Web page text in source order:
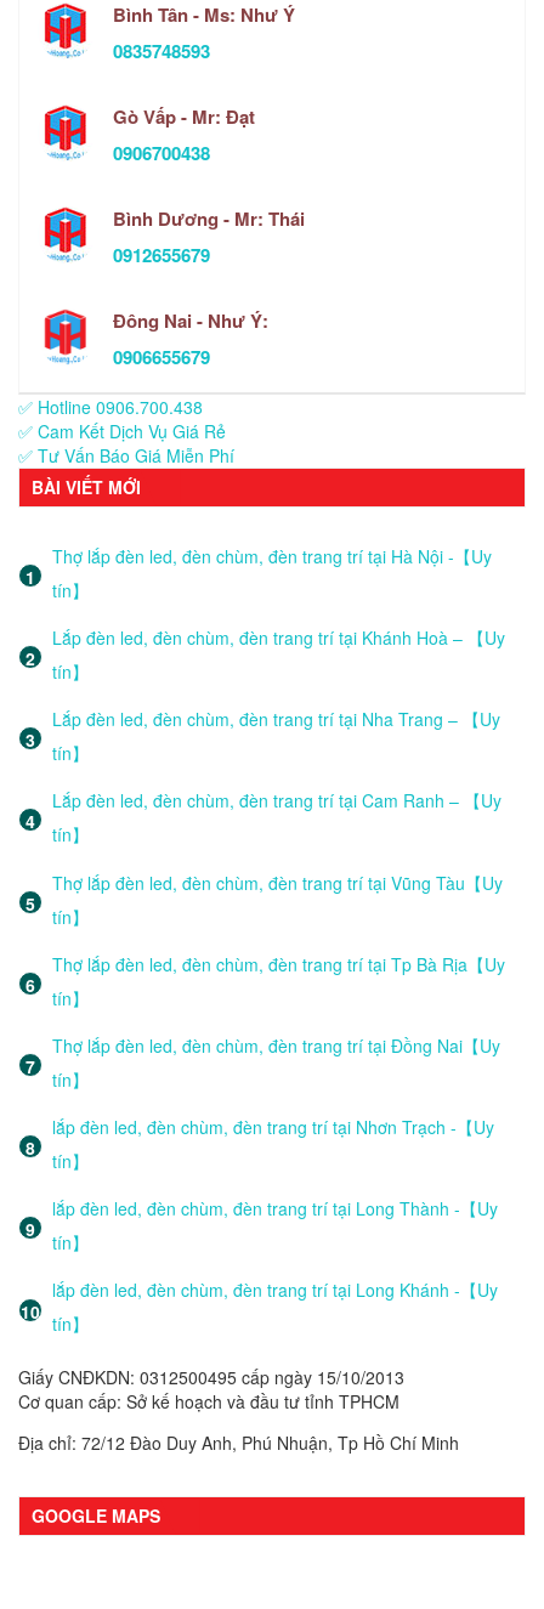
Bình Tân - Ms: Như Ý
0835748593
Gò Vấp - Mr: Đạt
0906700438
Bình Dương - Mr: Thái
0912655679
Đông Nai - Như Ý:
0906655679
✅ Hotline 0906.700.438
✅ Cam Kết Dịch Vụ Giá Rẻ
✅ Tư Vấn Báo Giá Miễn Phí
BÀI VIẾT MỚI
Thợ lắp đèn led, đèn chùm, đèn trang trí tại Hà Nội -【Uy
tín】
Lắp đèn led, đèn chùm, đèn trang trí tại Khánh Hoà – 【Uy
tín】
Lắp đèn led, đèn chùm, đèn trang trí tại Nha Trang – 【Uy
tín】
Lắp đèn led, đèn chùm, đèn trang trí tại Cam Ranh – 【Uy
tín】
Thợ lắp đèn led, đèn chùm, đèn trang trí tại Vũng Tàu【Uy
tín】
Thợ lắp đèn led, đèn chùm, đèn trang trí tại Tp Bà Rịa【Uy
tín】
Thợ lắp đèn led, đèn chùm, đèn trang trí tại Đồng Nai【Uy
tín】
lắp đèn led, đèn chùm, đèn trang trí tại Nhơn Trạch -【Uy
tín】
lắp đèn led, đèn chùm, đèn trang trí tại Long Thành -【Uy
tín】
lắp đèn led, đèn chùm, đèn trang trí tại Long Khánh -【Uy
tín】
Giấy CNĐKDN: 0312500495 cấp ngày 15/10/2013
Cơ quan cấp: Sở kế hoạch và đầu tư tỉnh TPHCM
Địa chỉ: 72/12 Đào Duy Anh, Phú Nhuận, Tp Hồ Chí Minh
GOOGLE MAPS